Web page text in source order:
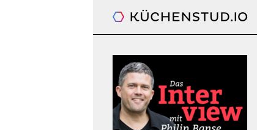
Das Interview. Mit Philip Banse